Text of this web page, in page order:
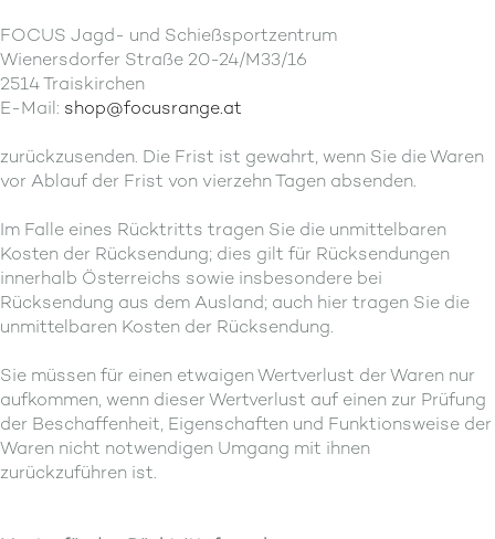
FOCUS Jagd- und Schießsportzentrum
Wienersdorfer Straße 20-24/M33/16
2514 Traiskirchen
E-Mail: shop@focusrange.at
zurückzusenden. Die Frist ist gewahrt, wenn Sie die Waren
vor Ablauf der Frist von vierzehn Tagen absenden.
Im Falle eines Rücktritts tragen Sie die unmittelbaren
Kosten der Rücksendung; dies gilt für Rücksendungen
innerhalb Österreichs sowie insbesondere bei
Rücksendung aus dem Ausland; auch hier tragen Sie die
unmittelbaren Kosten der Rücksendung.
Sie müssen für einen etwaigen Wertverlust der Waren nur
aufkommen, wenn dieser Wertverlust auf einen zur Prüfung
der Beschaffenheit, Eigenschaften und Funktionsweise der
Waren nicht notwendigen Umgang mit ihnen
zurückzuführen ist.